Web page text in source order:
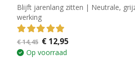
Blijft jarenlang zitten | Neutrale,
werking
5.00out of 5
€14,45 Oorspronkelijke
prijs
was:
€12,95Huidige
Op voorraad